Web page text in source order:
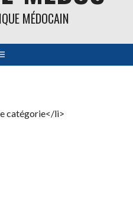
MÉDOCAIN
catégorie</li>